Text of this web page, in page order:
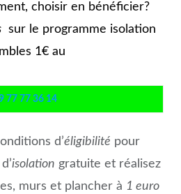
choisir en bénéficier?
sur le programme isolation
1€ au
77 77 36 14
d’éligibilité pour
isolation gratuite et réalisez
murs et plancher à 1 euro